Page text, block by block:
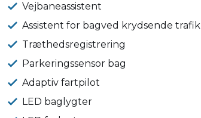
Vejbaneassistent
Assistent for bagved krydsende trafik
Træthedsregistrering
Parkeringssensor bag
Adaptiv fartpilot
LED baglygter